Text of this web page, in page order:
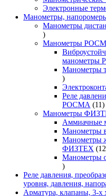
Электронные
Манометры,
Манометры
9
товаров
Манометры
манометры
Манометры
521
товар
Реле
РОСМА
1111
Манометры
Аммиачные
Манометры
Манометры
ФИЗТЕХ
12
Манометры
337
товаров
Реле давления,
уровня, давления,
Арматура, клапаны, 3-х